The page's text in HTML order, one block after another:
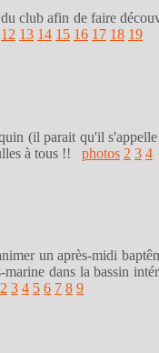
club afin de faire
12 13 14 15 16 17 18 19
(il parait qu'il
à tous !! photos 2 3 4
un après-midi
dans la bassin
2 3 4 5 6 7 8 9